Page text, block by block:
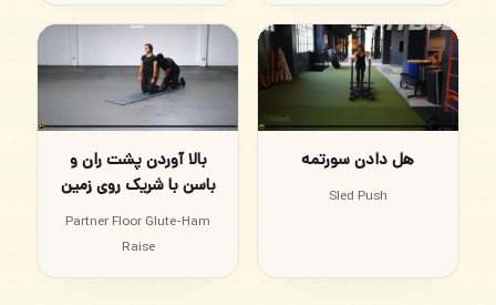
هل دادن سورتمه
Sled Push
بالا آوردن پشت ران و
باسن با شریک روی زمین
Partner Floor Glute-Ham
Raise